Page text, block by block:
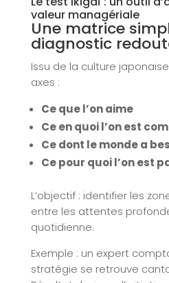
valeur managériale
Une matrice
diagnostic
Issu de la culture
axes :
Ce que l’on aime
Ce en quoi l’on est
Ce dont le monde a
Ce pour quoi l’on est
L’objectif : identifier les
entre les attentes
quotidienne.
Exemple : un expert
stratégie se retrouve